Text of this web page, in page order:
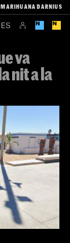
MARIHUANA DARNIUS
va
nit a la